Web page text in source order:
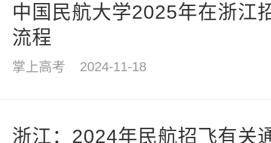
中国民航大学2025年在浙江
流程
掌上高考 2024-11-18
浙江：2024年民航招飞有关